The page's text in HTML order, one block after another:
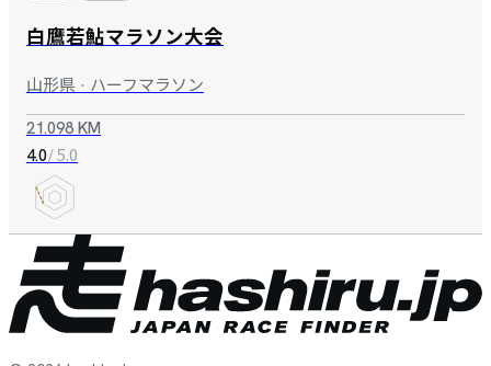
白鷹若鮎マラソン大会
山形県 · ハーフマラソン
21.098 KM
4.0/ 5.0